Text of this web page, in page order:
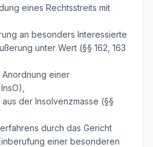
eines Rechtsstreits mit
an besonders Interessierte
unter Wert (§§ 162, 163
einer
der Insolvenzmasse (§§
durch das Gericht
einer besonderen